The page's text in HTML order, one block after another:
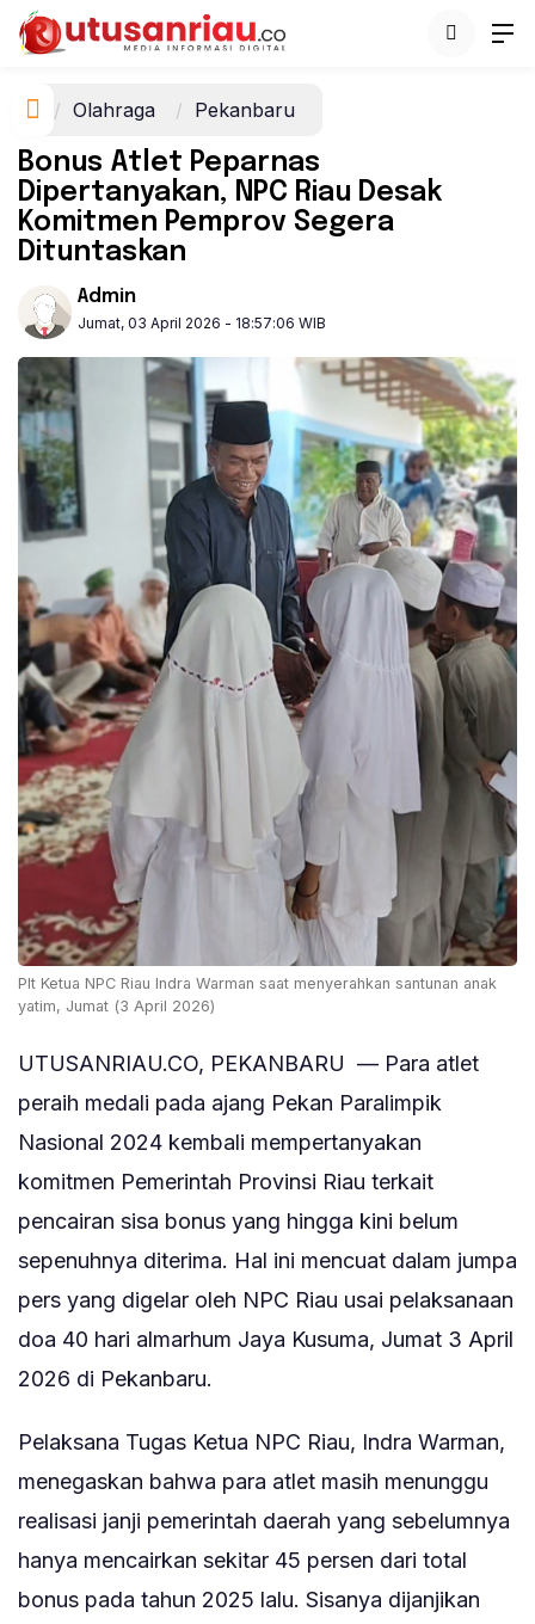
Olahraga Pekanbaru
Bonus Atlet Peparnas
Dipertanyakan, NPC Riau Desak
Komitmen Pemprov Segera
Dituntaskan
Admin
Jumat, 03 April 2026 - 18:57:06 WIB
Plt Ketua NPC Riau Indra Warman saat menyerahkan santunan anak
yatim, Jumat (3 April 2026)
UTUSANRIAU.CO, PEKANBARU — Para atlet
peraih medali pada ajang Pekan Paralimpik
Nasional 2024 kembali mempertanyakan
komitmen Pemerintah Provinsi Riau terkait
pencairan sisa bonus yang hingga kini belum
sepenuhnya diterima. Hal ini mencuat dalam jumpa
pers yang digelar oleh NPC Riau usai pelaksanaan
doa 40 hari almarhum Jaya Kusuma, Jumat 3 April
2026 di Pekanbaru.
Pelaksana Tugas Ketua NPC Riau, Indra Warman,
menegaskan bahwa para atlet masih menunggu
realisasi janji pemerintah daerah yang sebelumnya
hanya mencairkan sekitar 45 persen dari total
bonus pada tahun 2025 lalu. Sisanya dijanjikan